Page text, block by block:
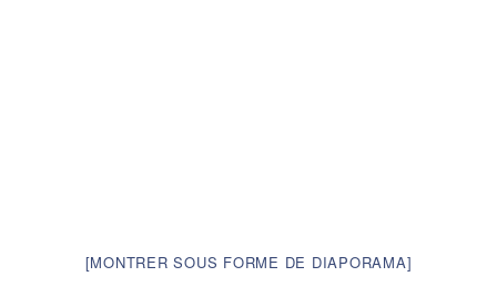
[MONTRER SOUS FORME DE DIAPORAMA]